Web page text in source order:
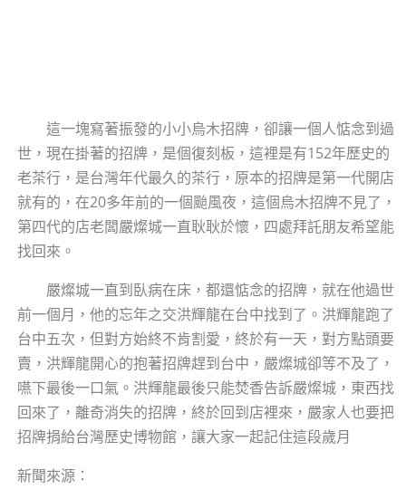
這一塊寫著振發的小小烏木招牌，卻讓一個人惦念到過
世，現在掛著的招牌，是個復刻板，這裡是有152年歷史的
老茶行，是台灣年代最久的茶行，原本的招牌是第一代開店
就有的，在20多年前的一個颱風夜，這個烏木招牌不見了，
第四代的店老闆嚴燦城一直耿耿於懷，四處拜託朋友希望能
找回來。
嚴燦城一直到臥病在床，都還惦念的招牌，就在他過世
前一個月，他的忘年之交洪輝龍在台中找到了。洪輝龍跑了
台中五次，但對方始終不肯割愛，終於有一天，對方點頭要
賣，洪輝龍開心的抱著招牌趕到台中，嚴燦城卻等不及了，
嚥下最後一口氣。洪輝龍最後只能焚香告訴嚴燦城，東西找
回來了，離奇消失的招牌，終於回到店裡來，嚴家人也要把
招牌捐給台灣歷史博物館，讓大家一起記住這段歲月
新聞來源：